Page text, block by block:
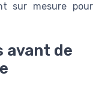
sur mesure pour
avant de